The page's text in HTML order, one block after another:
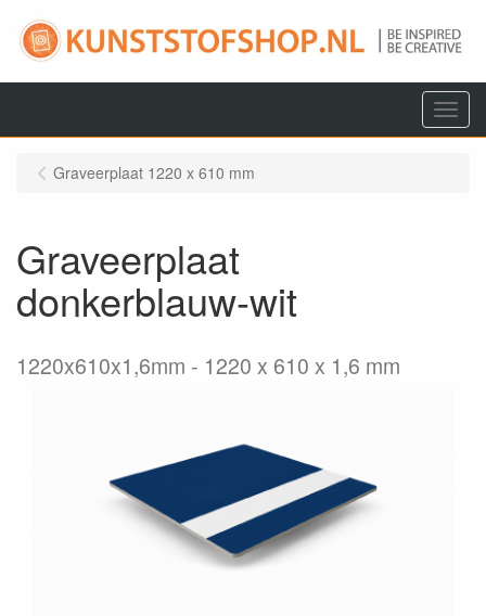
Menu
Graveerplaat 1220 x 610 mm
Graveerplaat
donkerblauw-wit
1220x610x1,6mm 1220 x 610 x 1,6 mm